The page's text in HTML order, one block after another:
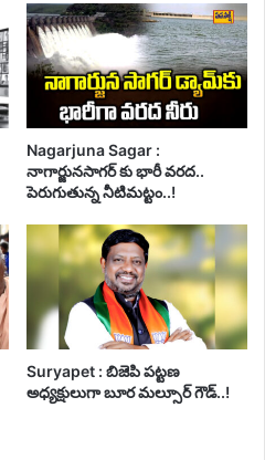
Nagarjuna Sagar :
నాగార్జునసాగర్ కు భారీ వరద..
పెరుగుతున్న నీటిమట్టం..!
Suryapet : బిజెపి పట్టణ
అధ్యక్షులుగా బూర మల్సూర్ గౌడ్..!